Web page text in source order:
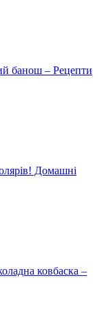
банош – Рецепти
Домашні
ковбаска –